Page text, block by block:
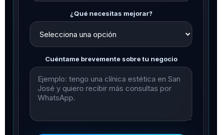
¿Qué necesitas mejorar?
Cuéntame brevemente sobre tu negocio